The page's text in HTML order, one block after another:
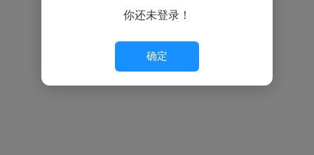
你还未登录！
确定